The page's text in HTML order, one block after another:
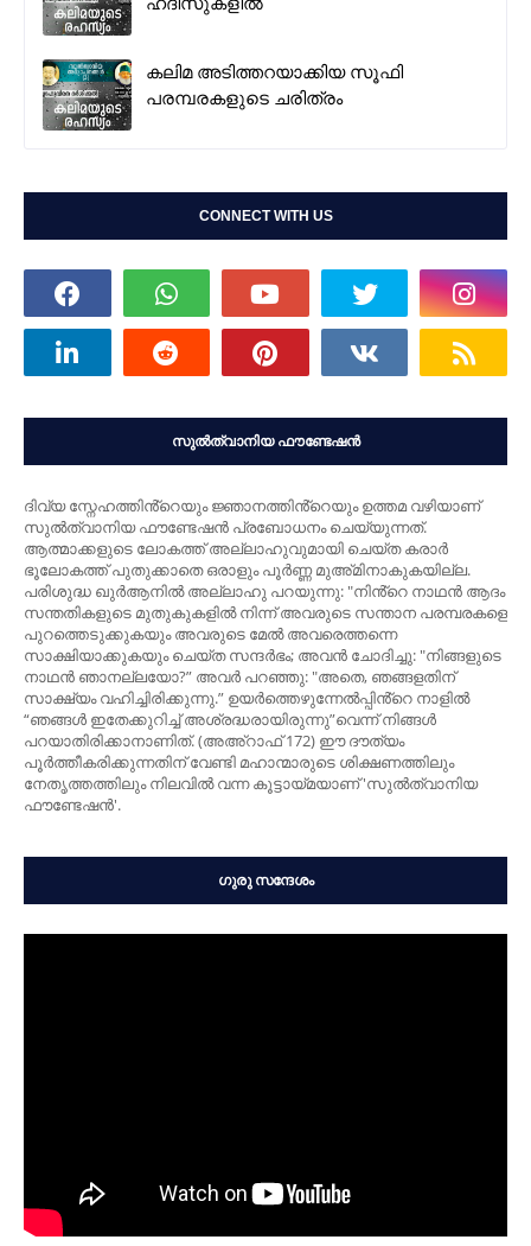
കലിമ അടിത്തറയാക്കിയ സൂഫി
പരമ്പരകളുടെ ചരിത്രം
CONNECT WITH US
സുൽത്വാനിയ ഫൗണ്ടേഷൻ
ദിവ്യ സ്നേഹത്തിൻ്റെയും ജ്ഞാനത്തിൻ്റെയും ഉത്തമ വഴിയാണ്
സുൽത്വാനിയ ഫൗണ്ടേഷൻ പ്രബോധനം ചെയ്യുന്നത്.
ആത്മാക്കളുടെ ലോകത്ത് അല്ലാഹുവുമായി ചെയ്ത കരാർ
ഭൂലോകത്ത് പുതുക്കാതെ ഒരാളും പൂർണ്ണ മുഅ്മിനാകുകയില്ല.
പരിശുദ്ധ ഖുർആനിൽ അല്ലാഹു പറയുന്നു: "നിൻ്റെ നാഥന്‍ ആദം
സന്തതികളുടെ മുതുകുകളില്‍ നിന്ന് അവരുടെ സന്താന പരമ്പരകളെ
പുറത്തെടുക്കുകയും അവരുടെ മേല്‍ അവരെത്തന്നെ
സാക്ഷിയാക്കുകയും ചെയ്ത സന്ദര്‍ഭം; അവന്‍ ചോദിച്ചു: "നിങ്ങളുടെ
നാഥന്‍ ഞാനല്ലയോ?” അവര്‍ പറഞ്ഞു: "അതെ, ഞങ്ങളതിന്
സാക്ഷ്യം വഹിച്ചിരിക്കുന്നു.” ഉയർത്തെഴുന്നേല്‍പ്പിൻ്റെ നാളിൽ
“ഞങ്ങള്‍ ഇതേക്കുറിച്ച് അശ്രദ്ധരായിരുന്നു”വെന്ന് നിങ്ങള്‍
പറയാതിരിക്കാനാണിത്. (അഅ്റാഫ് 172) ഈ ദൗത്യം
പൂർത്തീകരിക്കുന്നതിന് വേണ്ടി മഹാന്മാരുടെ ശിക്ഷണത്തിലും
നേതൃത്തത്തിലും നിലവിൽ വന്ന കൂട്ടായ്മയാണ് 'സുൽത്വാനിയ
ഫൗണ്ടേഷൻ'.
ഗുരു സന്ദേശം